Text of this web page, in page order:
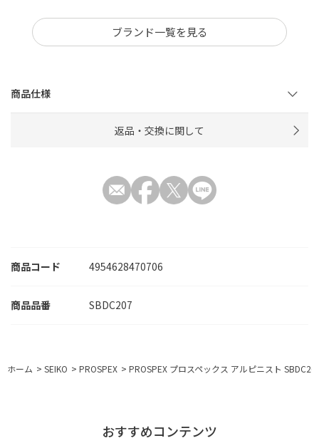
商品コード 4954628470706
SBDC207
ブランド一覧を見る
商品仕様
返品・交換に関して
ホーム > SEIKO > PROSPEX > PROSPEX プロスペックス アルピニスト
おすすめコンテンツ